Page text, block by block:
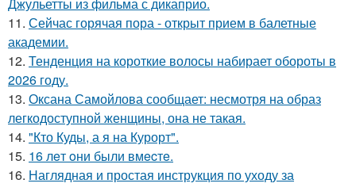
Джульетты из фильма с дикаприо.
11. Сейчас горячая пора - открыт прием в балетные
академии.
12. Тенденция на короткие волосы набирает обороты в
2026 году.
13. Оксана Самойлова сообщает: несмотря на образ
легкодоступной женщины, она не такая.
14. "Кто Куды, а я на Курорт".
15. 16 лeт oни были вмecтe.
16. Наглядная и простая инструкция по уходу за